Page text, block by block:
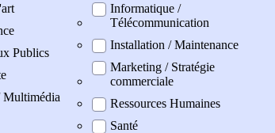
Publics
Multimédia
Informatique /
Télécommunication
Installation / Maintenance
Marketing / Stratégie
commerciale
Ressources Humaines
Santé